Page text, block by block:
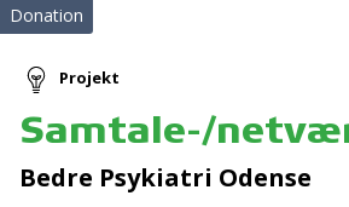
Donation
Projekt
Samtale-/
Bedre Psykiatri Odense